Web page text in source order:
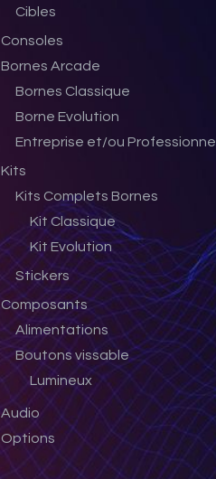
Cibles
Consoles
Bornes Arcade
Bornes Classique
Borne Evolution
Entreprise et/ou Professionnel
Kits
Kits Complets Bornes
Kit Classique
Kit Evolution
Stickers
Composants
Alimentations
Boutons vissable
Lumineux
Audio
Options